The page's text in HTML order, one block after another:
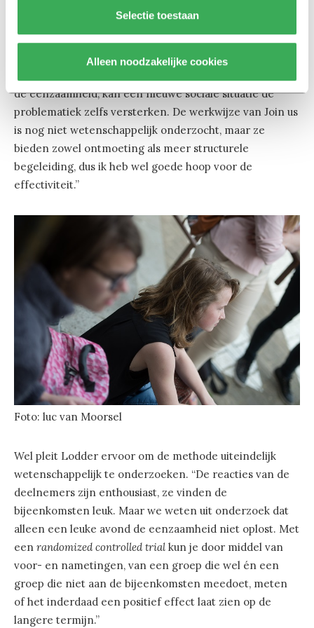
Selectie toestaan
Alleen noodzakelijke cookies
zich eenzaam voelen, vaak op zoek zijn naar manieren
om mensen te ontmoeten in een veilige omgeving.
Maar ontmoeting alleen is niet genoeg. Wanneer er
de eenzaamheid, kan een nieuwe sociale situatie de
problematiek zelfs versterken. De werkwijze van Join us
is nog niet wetenschappelijk onderzocht, maar ze
bieden zowel ontmoeting als meer structurele
begeleiding, dus ik heb wel goede hoop voor de
effectiviteit.”
Foto: luc van Moorsel
Wel pleit Lodder ervoor om de methode uiteindelijk
wetenschappelijk te onderzoeken. “De reacties van de
deelnemers zijn enthousiast, ze vinden de
bijeenkomsten leuk. Maar we weten uit onderzoek dat
alleen een leuke avond de eenzaamheid niet oplost. Met
een randomized controlled trial kun je door middel van
voor- en nametingen, van een groep die wel én een
groep die niet aan de bijeenkomsten meedoet, meten
of het inderdaad een positief effect laat zien op de
langere termijn.”